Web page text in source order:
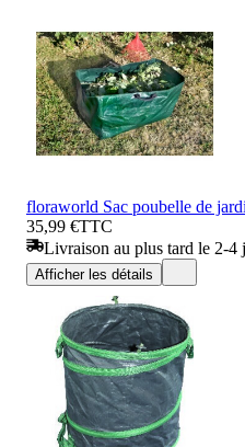
floraworld Sac poubelle de
35,99 €TTC
Livraison au plus tard le 2-4
Afficher les détails